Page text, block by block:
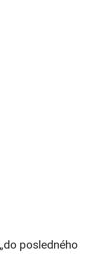
posledného